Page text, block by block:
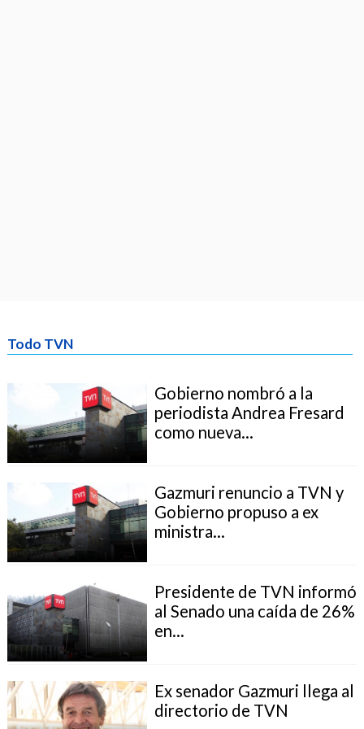
Todo TVN
Gobierno nombró a la
periodista Andrea Fresard
como nueva...
Gazmuri renuncio a TVN y
Gobierno propuso a ex
ministra...
Presidente de TVN informó
al Senado una caída de 26%
en...
Ex senador Gazmuri llega al
directorio de TVN